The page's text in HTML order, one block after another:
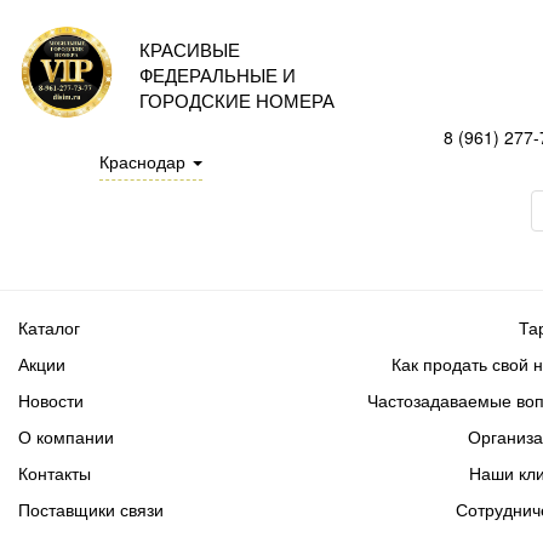
КРАСИВЫЕ
ФЕДЕРАЛЬНЫЕ И
ГОРОДСКИЕ НОМЕРА
Краснодар
8 (961)
Каталог
Акции
Новости
Как продать свой
Частозадаваемые
О компании
Контакты
Поставщики связи
Наши